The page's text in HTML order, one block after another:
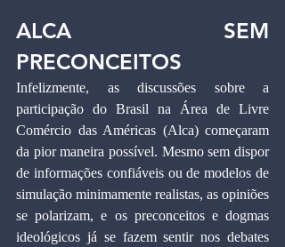
ALCA SEM
PRECONCEITOS
Infelizmente, as discussões sobre a
participação do Brasil na Área de Livre
Comércio das Américas (Alca) começaram
da pior maneira possível. Mesmo sem dispor
de informações confiáveis ou de modelos de
simulação minimamente realistas, as opiniões
se polarizam, e os preconceitos e dogmas
ideológicos já se fazem sentir nos debates